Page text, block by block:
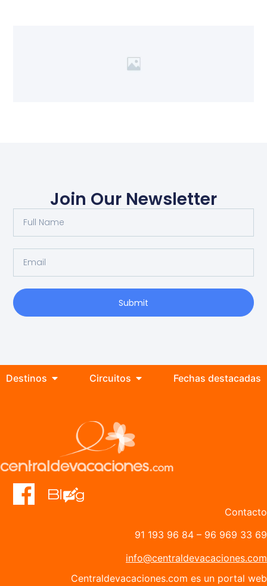
Join Our Newsletter
Submit
Destinos Circuitos Fechas destacadas
Contacto
91 193 96 84 – 96 969 33 69
info@centraldevacaciones.com
Centraldevacaciones.com es un portal web